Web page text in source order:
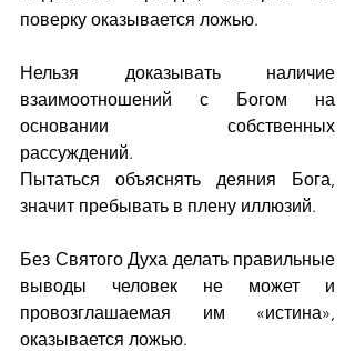
поверку оказывается ложью.
Нельзя доказывать наличие
взаимоотношений с Богом на
основании собственных
рассуждений.
Пытаться объяснять деяния Бога,
значит пребывать в плену иллюзий.
Без Святого Духа делать правильные
выводы человек не может и
провозглашаемая им «истина»,
оказывается ложью.